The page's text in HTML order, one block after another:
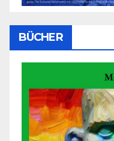
BÜCHER